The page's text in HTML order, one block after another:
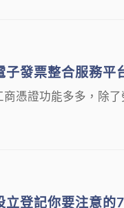
子發票整合服務平
商憑證功能多多，除
立登記你要注意的